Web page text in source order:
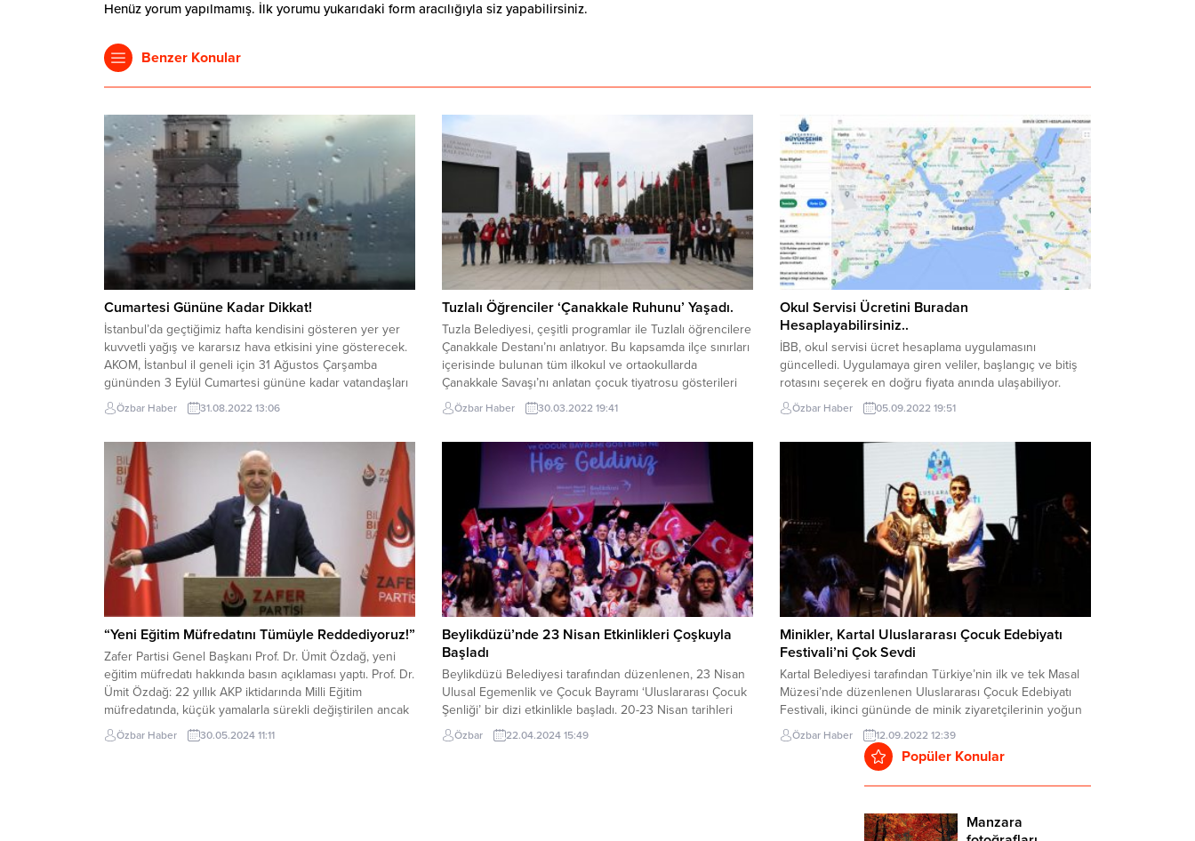
Henüz yorum yapılmamış. İlk yorumu yukarıdaki form aracılığıyla siz yapabilirsiniz.
Benzer Konular
Cumartesi Gününe Kadar Dikkat!
İstanbul’da geçtiğimiz hafta kendisini gösteren yer yer
kuvvetli yağış ve kararsız hava etkisini yine gösterecek.
AKOM, İstanbul il geneli için 31 Ağustos Çarşamba
gününden 3 Eylül Cumartesi gününe kadar vatandaşları
her ihtimale karşı dikkatli olmaları ve yapılan uyarıları
takip etmeleri adına uyardı. İstanbul başta olmak üzere
Özbar Haber 31.08.2022 13:06
Tuzlalı Öğrenciler ‘Çanakkale Ruhunu’ Yaşadı.
Tuzla Belediyesi, çeşitli programlar ile Tuzlalı öğrencilere
Çanakkale Destanı’nı anlatıyor. Bu kapsamda ilçe sınırları
içerisinde bulunan tüm ilkokul ve ortaokullarda
Çanakkale Savaşı’nı anlatan çocuk tiyatrosu gösterileri
düzenleniyor. Diğer bir programda ise 22 okuldan
binden fazla öğrenci Mart ayı içerisinde Çanakkale’ye
Belediyesi Çanakkale Savaşı boyunca ortaya...
Özbar Haber 30.03.2022 19:41
Okul Servisi Ücretini Buradan
Hesaplayabilirsiniz..
İBB, okul servisi ücret hesaplama uygulamasını
güncelledi. Uygulamaya giren veliler, başlangıç ve bitiş
rotasını seçerek en doğru fiyata anında ulaşabiliyor.
Aplikasyon ile servis esnafı ile ebeveynler arasındaki
ücret tartışmasının bitirilmesi amaçlanıyor. İstanbul
kullanarak mobil uygulama ve aplikasyonlarla
İstanbulluların hayıtını kolaylaştırmaya devam ediyor.
Özbar Haber 05.09.2022 19:51
“Yeni Eğitim Müfredatını Tümüyle Reddediyoruz!”
Zafer Partisi Genel Başkanı Prof. Dr. Ümit Özdağ, yeni
eğitim müfredatı hakkında basın açıklaması yaptı. Prof. Dr.
Ümit Özdağ: 22 yıllık AKP iktidarında Milli Eğitim
müfredatında, küçük yamalarla sürekli değiştirilen ancak
köklü değişiklik diyebileceğimiz ve dördüncüsü olan
‘Türkiye Yüzyılı Maarif Modeli’ne maruz kaldık. Maruz
Özbar Haber 30.05.2024 11:11
Beylikdüzü’nde 23 Nisan Etkinlikleri Çoşkuyla
Başladı
Beylikdüzü Belediyesi tarafından düzenlenen, 23 Nisan
Ulusal Egemenlik ve Çocuk Bayramı ‘Uluslararası Çocuk
Şenliği’ bir dizi etkinlikle başladı. 20-23 Nisan tarihleri
arasında gerçekleşecek şenlik kapsamında çocuklarla bir
araya gelen Beylikdüzü Belediye Başkanı Mehmet Murat
Özbar 22.04.2024 15:49
Minikler, Kartal Uluslararası Çocuk Edebiyatı
Festivali’ni Çok Sevdi
Kartal Belediyesi tarafından Türkiye’nin ilk ve tek Masal
Müzesi’nde düzenlenen Uluslararası Çocuk Edebiyatı
Festivali, ikinci gününde de minik ziyaretçilerinin yoğun
ilgisi ile karşılaştı. Geleneksel oyunların, çocuk
tiyatrolarının, renkli atölyelerin, konser ve söyleşilerle
bezendiği festivalin ikinci gününde, İstanbul’un dört bir
Özbar Haber 12.09.2022 12:39
Popüler Konular
Manzara